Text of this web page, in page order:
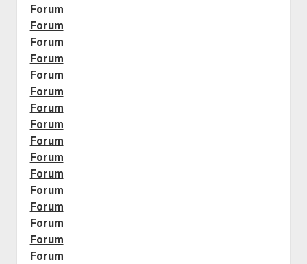
Forum
Forum
Forum
Forum
Forum
Forum
Forum
Forum
Forum
Forum
Forum
Forum
Forum
Forum
Forum
Forum